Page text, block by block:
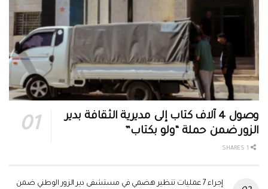
وصول 4 آلاف كتاب إلى مديرية الثقافة بدير
الزور ضمن حملة “ولو بكتاب”
إجراء 7 عمليات تنظير هضمي في مستشفى دير الزور الوطني ضمن